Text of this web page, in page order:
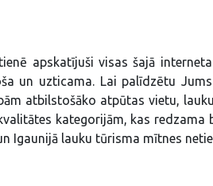
apskatījuši visas šajā
un uzticama. Lai palīdzētu
atbilstošāko atpūtas vietu,
kategorijām, kas redzama
Igaunijā lauku tūrisma mītnes